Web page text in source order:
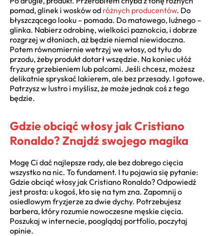
pomad, glinek i wosków od różnych producentów. Do
błyszczącego looku – pomada. Do matowego, luźnego –
glinka. Nabierz odrobinę, wielkości paznokcia, i dobrze
rozgrzej w dłoniach, aż będzie niemal niewidoczna.
Potem równomiernie wetrzyj we włosy, od tyłu do
przodu, żeby produkt dotarł wszędzie. Na koniec ułóż
fryzurę grzebieniem lub palcami. Jeśli chcesz, możesz
delikatnie spryskać lakierem, ale bez przesady. I gotowe.
Patrzysz w lustro i myślisz, że może jednak coś z tego
będzie.
Gdzie obciąć włosy jak Cristiano
Ronaldo? Znajdź swojego magika
Mogę Ci dać najlepsze rady, ale bez dobrego cięcia
wszystko na nic. To fundament. I tu pojawia się pytanie:
Gdzie obciąć włosy jak Cristiano Ronaldo? Odpowiedź
jest prosta: u kogoś, kto się na tym zna. Zapomnij o
osiedlowym fryzjerze za dwie dychy. Potrzebujesz
barbera, który rozumie nowoczesne męskie cięcia.
Poszukaj w internecie, pooglądaj portfolio, poczytaj
opinie.